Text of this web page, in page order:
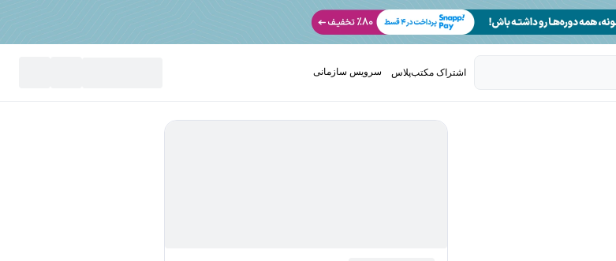
اشتراک مکتب‌پلاس سرویس سازمانی